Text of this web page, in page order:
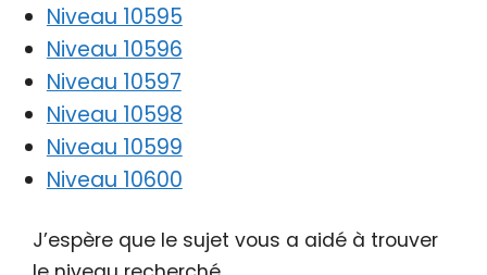
Niveau 10595
Niveau 10596
Niveau 10597
Niveau 10598
Niveau 10599
Niveau 10600
J’espère que le sujet vous a aidé à trouver